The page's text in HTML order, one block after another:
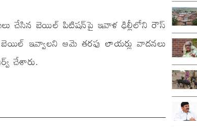
చేసిన బెయిల్ పిటిషన్‌పై ఇవాళ ఢిల్లీలోని రౌస్
బెయిల్ ఇవ్వాలని ఆమె తరఫు లాయర్లు వాదనలు
చేశారు.